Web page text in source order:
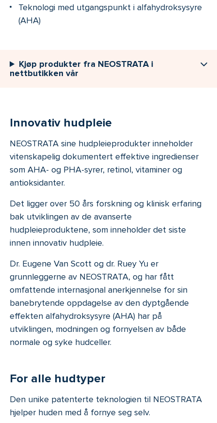
Teknologi med utgangspunkt i alfahydroksysyre
(AHA)
Kjøp produkter fra NEOSTRATA i
nettbutikken vår
Innovativ hudpleie
NEOSTRATA sine hudpleieprodukter inneholder
vitenskapelig dokumentert effektive ingredienser
som AHA- og PHA-syrer, retinol, vitaminer og
antioksidanter.
Det ligger over 50 års forskning og klinisk erfaring
bak utviklingen av de avanserte
hudpleieproduktene, som inneholder det siste
innen innovativ hudpleie.
Dr. Eugene Van Scott og dr. Ruey Yu er
grunnleggerne av NEOSTRATA, og har fått
omfattende internasjonal anerkjennelse for sin
banebrytende oppdagelse av den dyptgående
effekten alfahydroksysyre (AHA) har på
utviklingen, modningen og fornyelsen av både
normale og syke hudceller.
For alle hudtyper
Den unike patenterte teknologien til NEOSTRATA
hjelper huden med å fornye seg selv.